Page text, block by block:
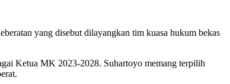
yang disebut dilayangkan tim kuasa hukum bekas
Ketua MK 2023-2028. Suhartoyo memang terpilih